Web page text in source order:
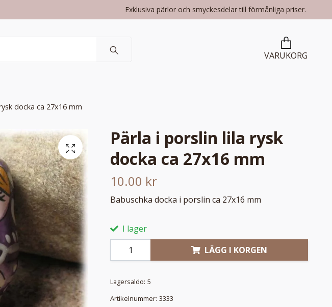
Exklusiva pärlor och smyckesdelar till förmånliga priser.
VARUKORG
docka ca 27x16 mm
Pärla i porslin lila rysk
docka ca 27x16 mm
10.00 kr
Babuschka docka i porslin ca 27x16 mm
I lager
LÄGG I KORGEN
Lagersaldo: 5
Artikelnummer: 3333